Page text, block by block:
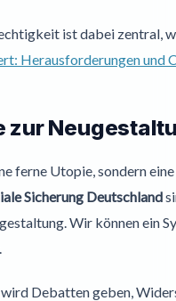
ist dabei zentral,
Herausforderungen und
zur
ferne Utopie, sondern
Sicherung Deutschland
Wir können ein
Debatten geben,